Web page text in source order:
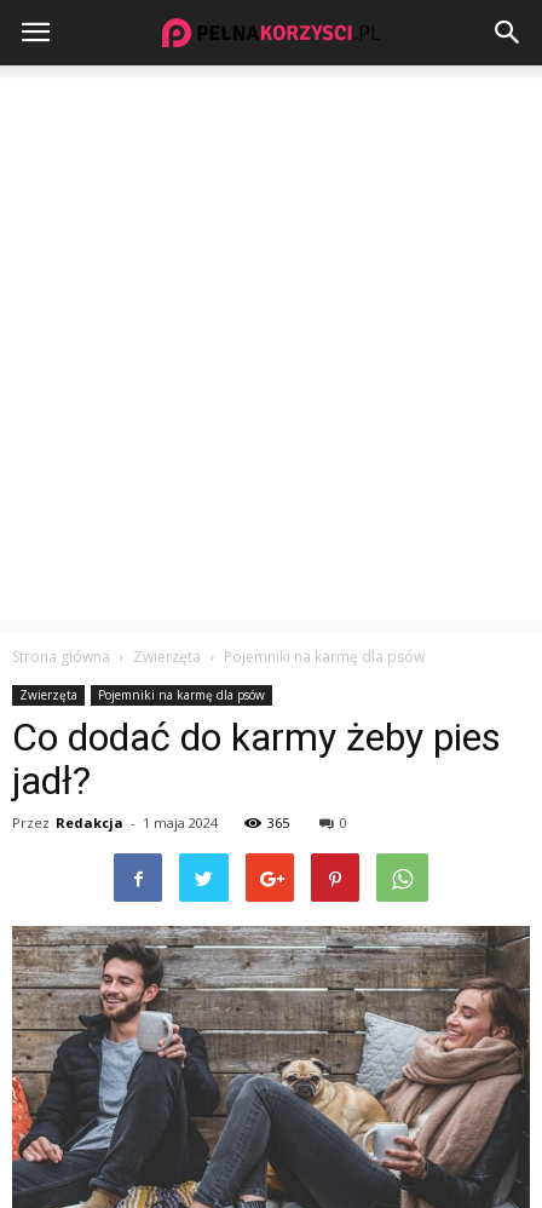
Strona główna Zwierzęta Pojemniki na karmę dla psów
Zwierzęta Pojemniki na karmę dla psów
Co dodać do karmy żeby pies
jadł?
Przez Redakcja - 1 maja 2024 365 0